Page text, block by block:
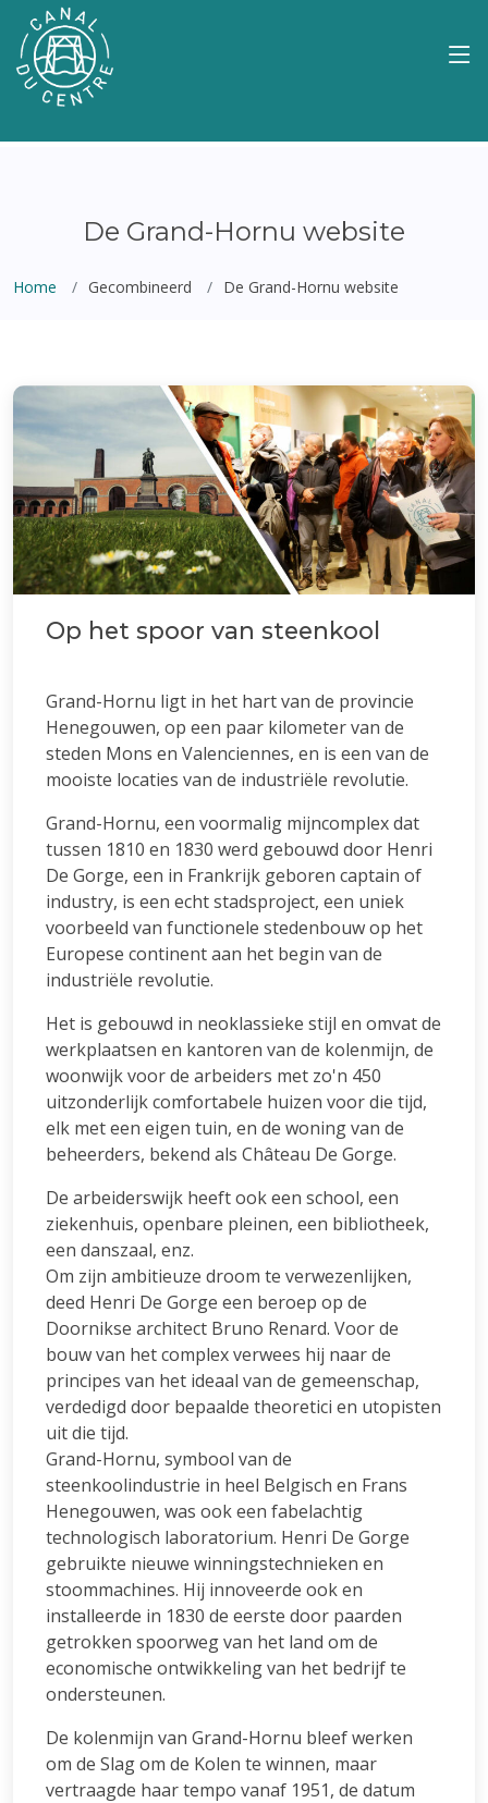
De Grand-Hornu website
Home Gecombineerd De Grand-Hornu website
Op het spoor van steenkool
Grand-Hornu ligt in het hart van de provincie
Henegouwen, op een paar kilometer van de
steden Mons en Valenciennes, en is een van de
mooiste locaties van de industriële revolutie.
Grand-Hornu, een voormalig mijncomplex dat
tussen 1810 en 1830 werd gebouwd door Henri
De Gorge, een in Frankrijk geboren captain of
industry, is een echt stadsproject, een uniek
voorbeeld van functionele stedenbouw op het
Europese continent aan het begin van de
industriële revolutie.
Het is gebouwd in neoklassieke stijl en omvat de
werkplaatsen en kantoren van de kolenmijn, de
woonwijk voor de arbeiders met zo'n 450
uitzonderlijk comfortabele huizen voor die tijd,
elk met een eigen tuin, en de woning van de
beheerders, bekend als Château De Gorge.
De arbeiderswijk heeft ook een school, een
ziekenhuis, openbare pleinen, een bibliotheek,
een danszaal, enz.
Om zijn ambitieuze droom te verwezenlijken,
deed Henri De Gorge een beroep op de
Doornikse architect Bruno Renard. Voor de
bouw van het complex verwees hij naar de
principes van het ideaal van de gemeenschap,
verdedigd door bepaalde theoretici en utopisten
uit die tijd.
Grand-Hornu, symbool van de
steenkoolindustrie in heel Belgisch en Frans
Henegouwen, was ook een fabelachtig
technologisch laboratorium. Henri De Gorge
gebruikte nieuwe winningstechnieken en
stoommachines. Hij innoveerde ook en
installeerde in 1830 de eerste door paarden
getrokken spoorweg van het land om de
economische ontwikkeling van het bedrijf te
ondersteunen.
De kolenmijn van Grand-Hornu bleef werken
om de Slag om de Kolen te winnen, maar
vertraagde haar tempo vanaf 1951, de datum